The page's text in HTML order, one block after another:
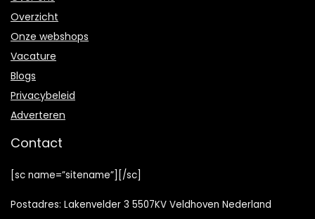
Overzicht
Onze webshops
Vacature
Blogs
Privacybeleid
Adverteren
Contact
[sc name=”sitename”][/sc]
Postadres: Lakenvelder 3 5507KV Veldhoven Nederland